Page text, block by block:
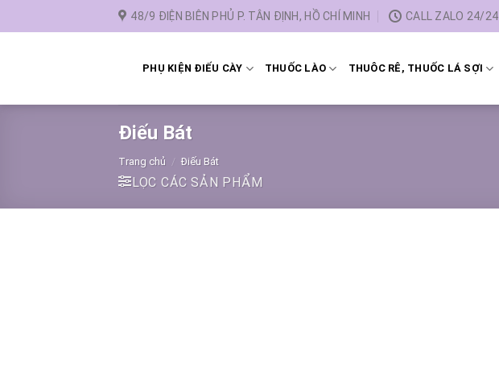
đến
48/9 ĐIỆN BIÊN PHỦ P. TÂN ĐỊNH, HỒ CHÍ MINH CALL ZALO 24/24
PHỤ KIỆN ĐIẾU CÀY THUỐC LÀO THUÔC RÊ, THUỐC LÁ SỢI
Điếu Bát
Trang chủ / Điếu Bát
LỌC CÁC SẢN PHẨM